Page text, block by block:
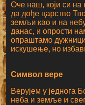
Оче наш, који си на
да дође царство
земљи као и на
данас, и опрости
опраштамо
искушење, но
Символ вере
Верујем у једнога
неба и земље и